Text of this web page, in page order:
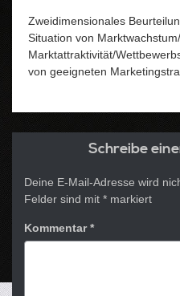
Zweidimensionales
Situation von
Marktattraktivität/
von geeigneten
Schreibe
Deine E-Mail-Adresse wird
Felder sind mit * markiert
Kommentar*